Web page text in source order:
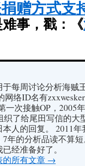
赠方式支
事，戳：《
每周讨论分析海贼
网络ID名有
一次接触OP，2005
织了给尾田写信的大
人的回复。 2011
年的分析品读不算
经准备好了。
的所有文章 →